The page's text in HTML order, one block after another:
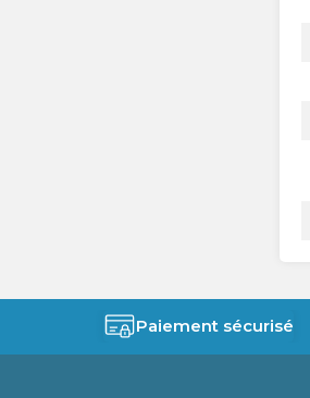
Paiement sécurisé